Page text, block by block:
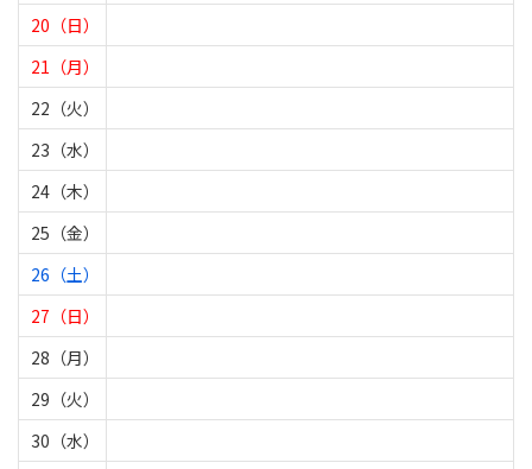
20（日）
21（月）
22（火）
23（水）
24（木）
25（金）
26（土）
27（日）
28（月）
29（火）
30（水）